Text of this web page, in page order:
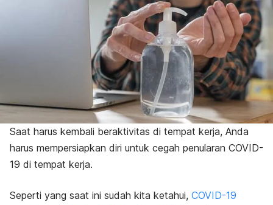
Saat harus kembali beraktivitas di tempat kerja, Anda
harus mempersiapkan diri untuk cegah penularan COVID-
19 di tempat kerja.
Seperti yang saat ini sudah kita ketahui, COVID-19